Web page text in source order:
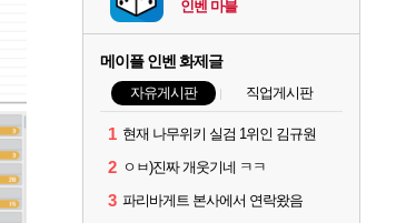
인벤 마블
메이플 인벤 화제글
자유게시판 직업게시판
1 현재 나무위키 실검 1위인 김규원
2 ㅇㅂ)진짜 개웃기네 ㅋㅋ
3 파리바게트 본사에서 연락왔음